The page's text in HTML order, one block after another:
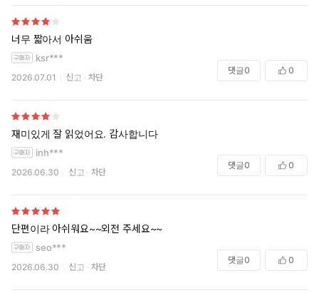
너무 짧아서 아쉬움
ksr***
2026.07.01 신고 차단
댓글0 0
재미있게 잘 읽었어요. 감사합니다
inh***
2026.06.30 신고 차단
댓글0 0
단편이라 아쉬워요~~외전 주세요~~
seo***
2026.06.30 신고 차단
댓글0 0